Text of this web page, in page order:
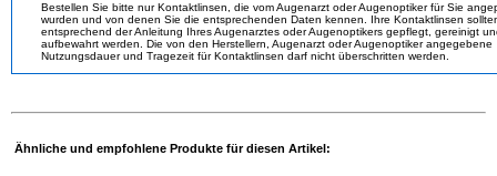
Bestellen Sie bitte nur Kontaktlinsen, die vom Augenarzt oder Augenoptiker für Sie
wurden und von denen Sie die entsprechenden Daten kennen. Ihre Kontaktlinsen
entsprechend der Anleitung Ihres Augenarztes oder Augenoptikers gepflegt, gereinigt
aufbewahrt werden. Die von den Herstellern, Augenarzt oder Augenoptiker angegebene
Nutzungsdauer und Tragezeit für Kontaktlinsen darf nicht überschritten werden.
Ähnliche und empfohlene Produkte für diesen Artikel: